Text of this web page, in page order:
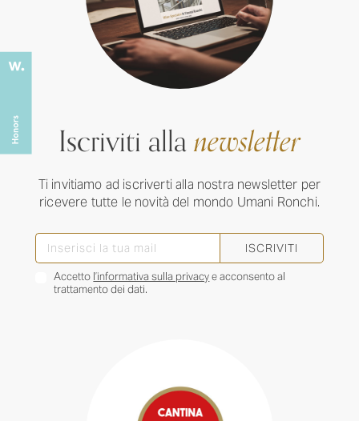
Iscriviti allanewsletter
Ti invitiamo ad iscriverti alla nostra newsletter per
ricevere tutte le novità del mondo Umani Ronchi.
ISCRIVITI
Accetto l’informativa sulla privacye acconsento al
trattamento dei dati.